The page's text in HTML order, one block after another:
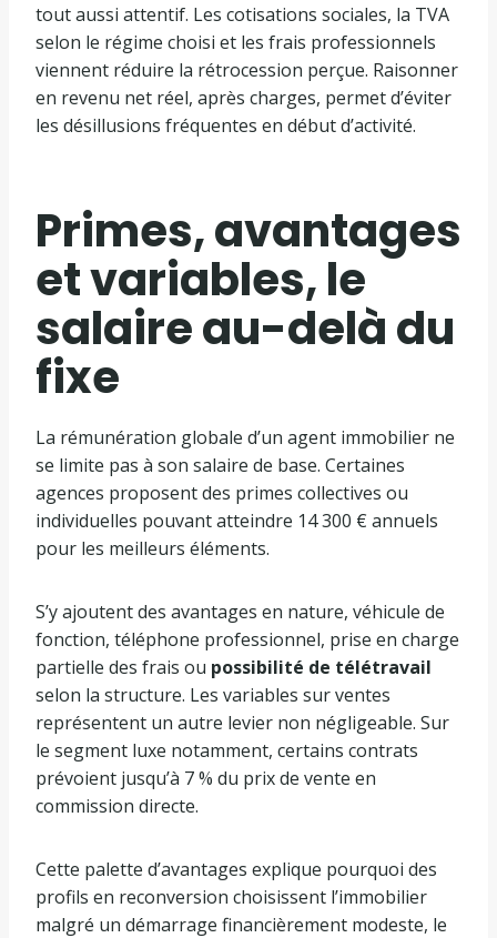
tout aussi attentif. Les cotisations sociales, la TVA
selon le régime choisi et les frais professionnels
viennent réduire la rétrocession perçue. Raisonner
en revenu net réel, après charges, permet d’éviter
les désillusions fréquentes en début d’activité.
Primes, avantages
et variables, le
salaire au-delà du
fixe
La rémunération globale d’un agent immobilier ne
se limite pas à son salaire de base. Certaines
agences proposent des primes collectives ou
individuelles pouvant atteindre 14 300 € annuels
pour les meilleurs éléments.
S’y ajoutent des avantages en nature, véhicule de
fonction, téléphone professionnel, prise en charge
partielle des frais ou possibilité de télétravail
selon la structure. Les variables sur ventes
représentent un autre levier non négligeable. Sur
le segment luxe notamment, certains contrats
prévoient jusqu’à 7 % du prix de vente en
commission directe.
Cette palette d’avantages explique pourquoi des
profils en reconversion choisissent l’immobilier
malgré un démarrage financièrement modeste, le